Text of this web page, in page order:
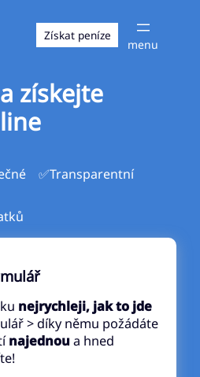
Získat peníze
získejte
✅Transparentní
nejrychleji, jak to jde
> díky němu požádáte
najednou a hned